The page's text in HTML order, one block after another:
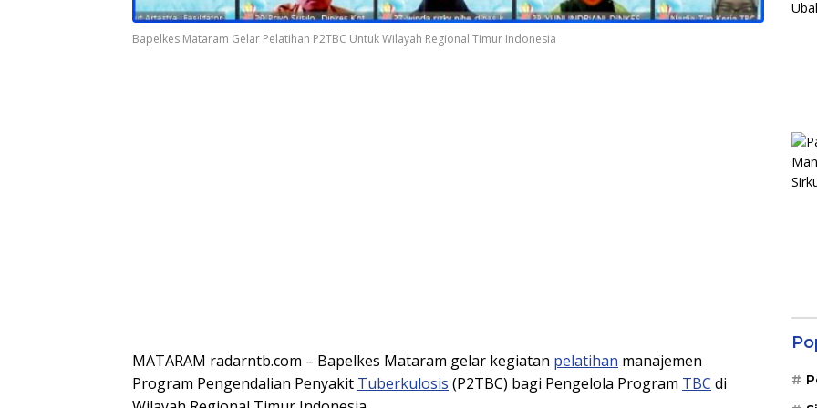
Bapelkes Mataram Gelar Pelatihan P2TBC Untuk Wilayah Regional Timur Indonesia
MATARAM radarntb.com – Bapelkes Mataram gelar kegiatan pelatihan manajemen
Program Pengendalian Penyakit Tuberkulosis (P2TBC) bagi Pengelola Program TBC di